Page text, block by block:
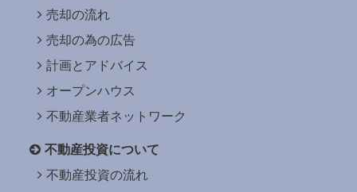
売却の流れ
売却の為の広告
計画とアドバイス
オープンハウス
不動産業者ネットワーク
不動産投資について
不動産投資の流れ